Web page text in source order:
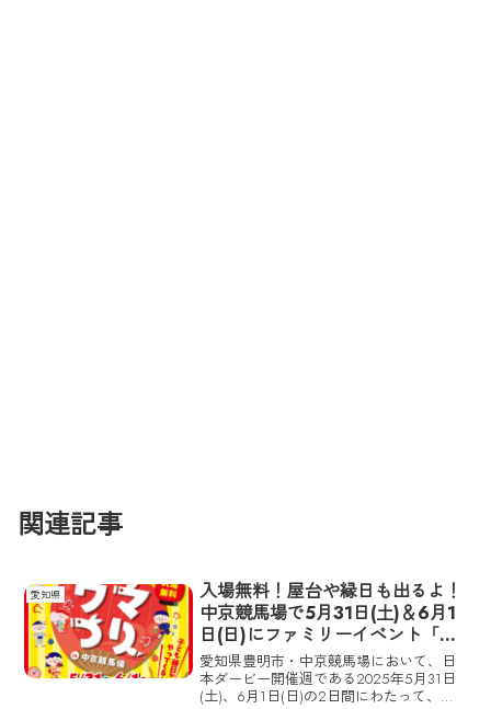
関連記事
愛知県
入場無料！屋台や縁日も出るよ！
中京競馬場で5月31日(土)＆6月1
日(日)にファミリーイベント「ウ
マつり」が開催
愛知県豊明市・中京競馬場において、日
本ダービー開催週である2025年5月31日
(土)、6月1日(日)の2日間にわたって、お